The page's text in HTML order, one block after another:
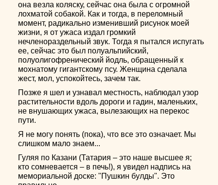
она везла коляску, сейчас она была с огромной
лохматой собакой. Как и тогда, в переломный
момент, радикально изменивший рисунок моей
жизни, я от ужаса издал громкий
нечленораздельный звук. Тогда я пытался испугать
ее, сейчас это был полуальпийский,
полуолигофренический йодль, обращенный к
мохнатому гигантскому псу. Женщина сделала
жест, мол, успокойтесь, зачем так.
Позже я шел и узнавал местность, наблюдал узор
растительности вдоль дороги и гадин, маленьких,
не внушающих ужаса, вылезающих на перекос
пути.
Я не могу понять (пока), что все это означает. Мы
слишком мало знаем...
Гуляя по Казани (Татария – это наше высшее я;
кто сомневается – в печь!), я увидел надпись на
мемориальной доске: "Пушкин булды". Это